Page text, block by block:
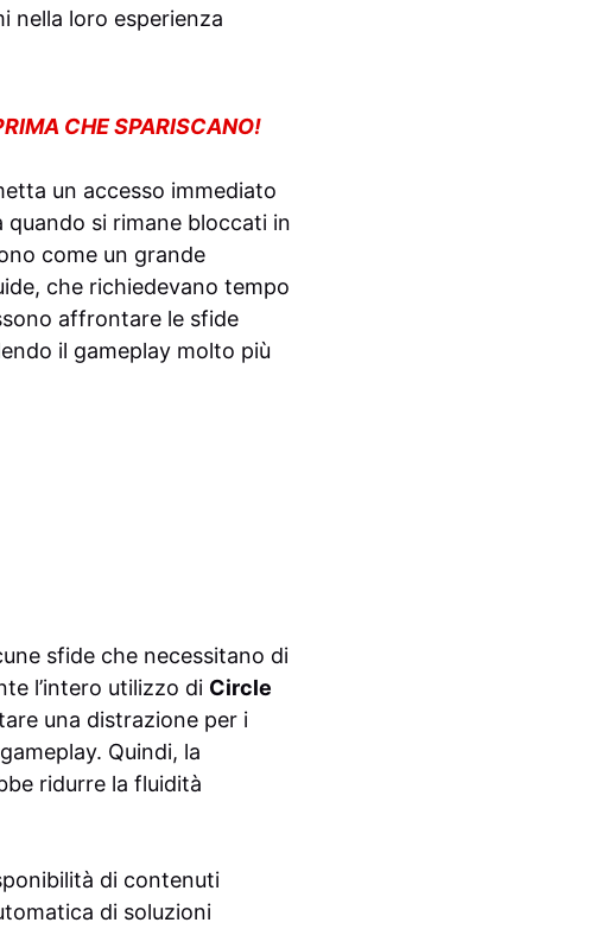
nella loro esperienza
CHE SPARISCANO!
un accesso immediato
si rimane bloccati in
come un grande
che richiedevano tempo
affrontare le sfide
il gameplay molto più
sfide che necessitano di
l’intero utilizzo di Circle
una distrazione per i
Quindi, la
ridurre la fluidità
di contenuti
di soluzioni